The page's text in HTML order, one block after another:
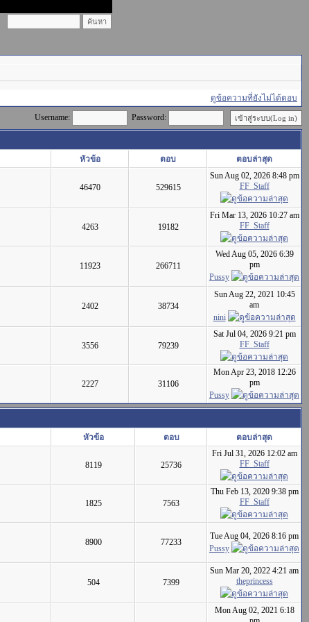
ดูข้อความที่ยังไม่ได้ตอบ
Username:
Password:
หัวข้อ ตอบ
ตอบล่าสุด
46470 529615
Sun Aug 02, 2026 8:48 pm
FF_Staff
4263 19182
Fri Mar 13, 2026 10:27 am
FF_Staff
11923 266711
Wed Aug 05, 2026 6:39
pm
Pussy
2402 38734
Sun Aug 22, 2021 10:45
am
nini
3556 79239
Sat Jul 04, 2026 9:21 pm
FF_Staff
2227 31106
Mon Apr 23, 2018 12:26
pm
Pussy
หัวข้อ ตอบ
ตอบล่าสุด
8119 25736
Fri Jul 31, 2026 12:02 am
FF_Staff
1825 7563
Thu Feb 13, 2020 9:38 pm
FF_Staff
8900 77233
Tue Aug 04, 2026 8:16 pm
Pussy
504 7399
Sun Mar 20, 2022 4:21 am
theprincess
Mon Aug 02, 2021 6:18